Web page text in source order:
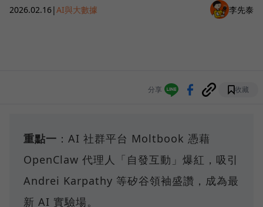
2026.02.16|AI與大數據 李先泰
分享 收藏
重點一 ：AI 社群平台 Moltbook 憑藉
OpenClaw 代理人「自發互動」爆紅，吸引
Andrei Karpathy 等矽谷領袖盛讚，成為最
新 AI 實驗場。